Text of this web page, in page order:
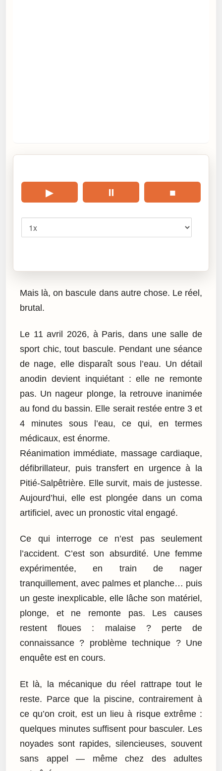
▶ ⏸ ■
Mais là, on bascule dans autre chose. Le réel,
brutal.
Le 11 avril 2026, à Paris, dans une salle de
sport chic, tout bascule. Pendant une séance
de nage, elle disparaît sous l’eau. Un détail
anodin devient inquiétant : elle ne remonte
pas. Un nageur plonge, la retrouve inanimée
au fond du bassin. Elle serait restée entre 3 et
4 minutes sous l’eau, ce qui, en termes
médicaux, est énorme.
Réanimation immédiate, massage cardiaque,
défibrillateur, puis transfert en urgence à la
Pitié-Salpêtrière. Elle survit, mais de justesse.
Aujourd’hui, elle est plongée dans un coma
artificiel, avec un pronostic vital engagé.
Ce qui interroge ce n’est pas seulement
l’accident. C’est son absurdité. Une femme
expérimentée, en train de nager
tranquillement, avec palmes et planche… puis
un geste inexplicable, elle lâche son matériel,
plonge, et ne remonte pas. Les causes
restent floues : malaise ? perte de
connaissance ? problème technique ? Une
enquête est en cours.
Et là, la mécanique du réel rattrape tout le
reste. Parce que la piscine, contrairement à
ce qu’on croit, est un lieu à risque extrême :
quelques minutes suffisent pour basculer. Les
noyades sont rapides, silencieuses, souvent
sans appel — même chez des adultes